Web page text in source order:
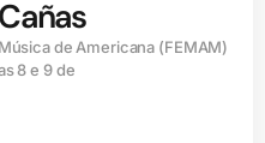
de Americana (FEMAM)
8 e 9 de